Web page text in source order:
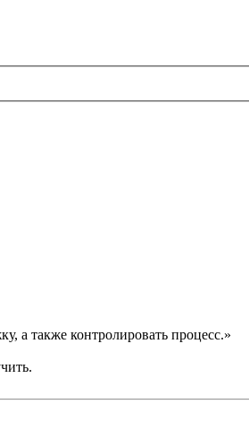
а также контролировать процесс.»